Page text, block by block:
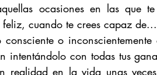
ocasiones en las que
cuando te crees capaz de...
o
intentándolo con todas tus
realidad en la vida unas